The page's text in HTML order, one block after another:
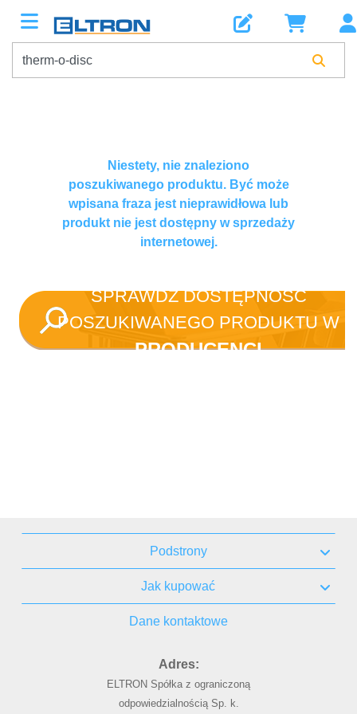
Niestety, nie znaleziono
poszukiwanego produktu. Być może
wpisana fraza jest nieprawidłowa lub
produkt nie jest dostępny w sprzedaży
internetowej.
SPRAWDŹ DOSTĘPNOŚĆ
POSZUKIWANEGO PRODUKTU W
PRODUCENCI
Podstrony
Jak kupować
Dane kontaktowe
Adres:
ELTRON Spółka z ograniczoną
odpowiedzialnością Sp. k.